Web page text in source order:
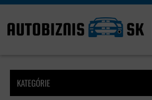
KATEGÓRIE